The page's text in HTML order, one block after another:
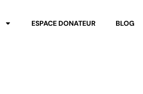
ESPACE DONATEUR BLOG